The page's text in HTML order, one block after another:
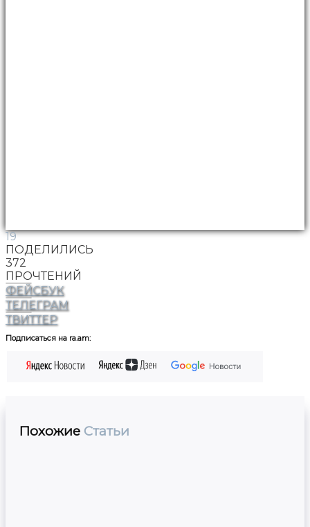
19
ПОДЕЛИЛИСЬ
372
ПРОЧТЕНИЙ
ФЕЙСБУК
ТЕЛЕГРАМ
ТВИТТЕР
Подписаться на ra.am:
Похожие Статьи